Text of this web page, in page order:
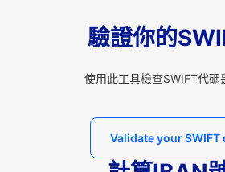
驗證你的
使用此工具檢查SWIFT代碼
Validate your SWIFT